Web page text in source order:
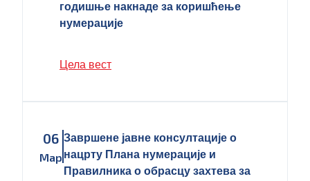
годишње накнаде за коришћење
нумерације
Цела вест
06
Мар
Завршене јавне консултације о
нацрту Плана нумерације и
Правилника о обрасцу захтева за